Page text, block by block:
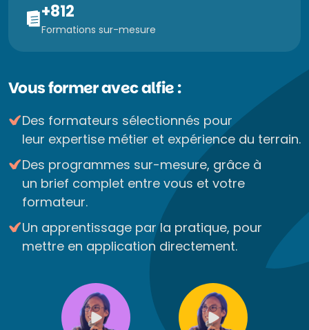
+812
Formations sur-mesure
Vous former avec alfie :
Des formateurs sélectionnés pour
leur expertise métier et expérience du terrain.
Des programmes sur-mesure, grâce à
un brief complet entre vous et votre
formateur.
Un apprentissage par la pratique, pour
mettre en application directement.